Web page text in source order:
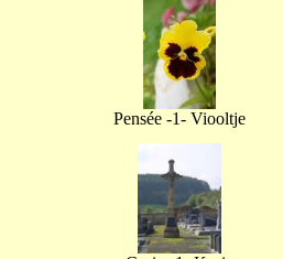
Pensée -1- Viooltje